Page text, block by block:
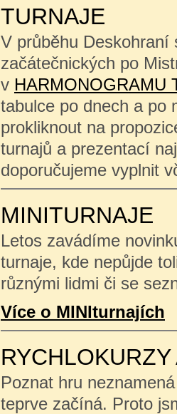
TURNAJE
V průběhu Deskohraní
začátečnických po
v HARMONOGRAMU
tabulce po dnech a po
prokliknout na
turnajů a prezentací
doporučujeme vyplnit
MINITURNAJE
Letos zavádíme
turnaje, kde nepůjde
různými lidmi či se
Více o MINIturnajích
Poznat hru
teprve začíná. Proto